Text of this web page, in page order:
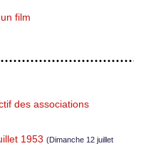
film
des associations
1953 (Dimanche 12 juillet